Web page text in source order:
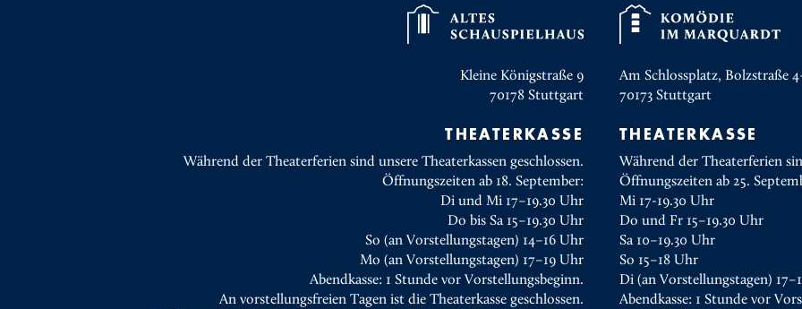
Kleine Königstraße 9
70178 Stuttgart
THEATERKASSE
Während der Theaterferien sind unsere Theaterkassen geschlossen.
Öffnungszeiten ab 18. September:
Di und Mi 17–19.30 Uhr
Do bis Sa 15–19.30 Uhr
So (an Vorstellungstagen) 14–16 Uhr
Mo (an Vorstellungstagen) 17–19 Uhr
Abendkasse: 1 Stunde vor Vorstellungsbeginn.
An vorstellungsfreien Tagen ist die Theaterkasse geschlossen.
Am Schlossplatz, Bolzstraße
70173 Stuttgart
THEATERKASSE
Während der Theaterferien
Öffnungszeiten ab 25.
Mi 17-19.30 Uhr
Do und Fr 15–19.30 Uhr
Sa 10–19.30 Uhr
So 15–18 Uhr
Di (an Vorstellungstagen)
Abendkasse: 1 Stunde vor